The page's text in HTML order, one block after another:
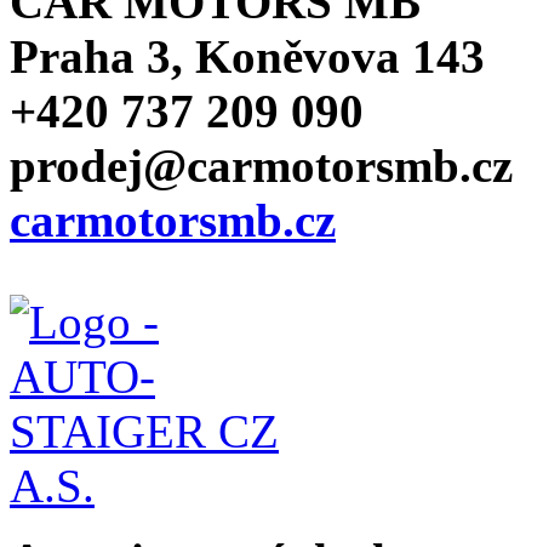
Praha 3, Koněvova 143
+420 737 209 090
prodej@carmotorsmb.cz
carmotorsmb.cz